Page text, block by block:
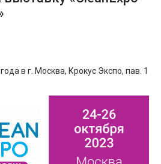
в г. Москва, Крокус Экспо, пав. 1